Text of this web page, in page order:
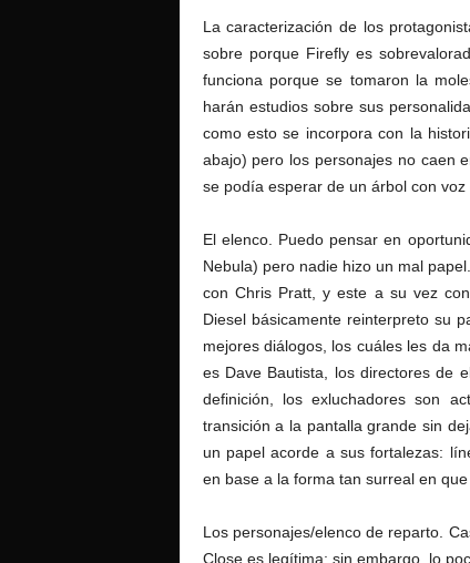
La caracterización de los
sobre porque Firefly es
funciona porque se tomaron la
harán estudios sobre sus
como esto se incorpora con la
abajo) pero los personajes no caen
se podía esperar de un árbol con voz
El elenco. Puedo pensar en
Nebula) pero nadie hizo un mal
con Chris Pratt, y este a su vez
Diesel básicamente reinterpreto su
mejores diálogos, los cuáles les da
es Dave Bautista, los directores de
definición, los exluchadores son
transición a la pantalla grande sin
un papel acorde a sus fortalezas:
en base a la forma tan surreal en
Los personajes/elenco de reparto.
Close es legítima; sin embargo, lo